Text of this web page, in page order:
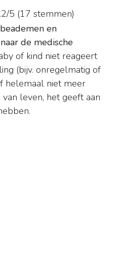
5 (17 stemmen)
en
de medische
of kind niet reageert
(bijv. onregelmatig of
helemaal niet meer
leven, het geeft aan